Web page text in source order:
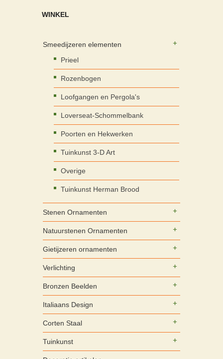
WINKEL
Smeedijzeren elementen
Prieel
Rozenbogen
Loofgangen en Pergola's
Loverseat-Schommelbank
Poorten en Hekwerken
Tuinkunst 3-D Art
Overige
Tuinkunst Herman Brood
Stenen Ornamenten
Natuurstenen Ornamenten
Gietijzeren ornamenten
Verlichting
Bronzen Beelden
Italiaans Design
Corten Staal
Tuinkunst